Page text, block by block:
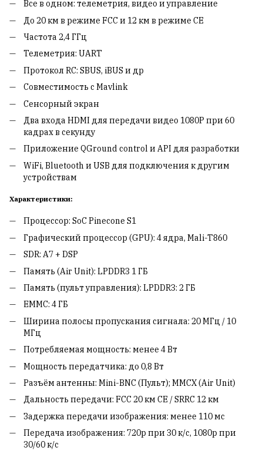
Все в одном: телеметрия, видео и управление
До 20 км в режиме FCC и 12 км в режиме CE
Частота 2,4 ГГц
Телеметрия: UART
Протокол RC: SBUS, iBUS и др
Совместимость с Mavlink
Сенсорный экран
Два входа HDMI для передачи видео 1080P при 60
кадрах в секунду
Приложение QGround control и API для разработки
WiFi, Bluetooth и USB для подключения к другим
устройствам
Характеристики:
Процессор: SoC Pinecone S1
Графический процессор (GPU): 4 ядра, Mali-T860
SDR: A7 + DSP
Память (Air Unit): LPDDR3 1 ГБ
Память (пульт управления): LPDDR3: 2 ГБ
EMMC: 4 ГБ
Ширина полосы пропускания сигнала: 20 МГц / 10
МГц
Потребляемая мощность: менее 4 Вт
Мощность передатчика: до 0,8 Вт
Разъём антенны: Mini-BNC (Пульт); MMCX (Air Unit)
Дальность передачи: FCC 20 км CE / SRRC 12 км
Задержка передачи изображения: менее 110 мс
Передача изображения: 720p при 30 к/с, 1080p при
30/60 к/с